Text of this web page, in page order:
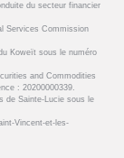
du secteur financier
Services Commission
Koweït sous le numéro
and Commodities
: 20200000339.
de Sainte-Lucie sous le
Vincent-et-les-